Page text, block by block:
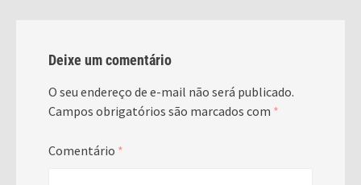
Deixe um comentário
O seu endereço de e-mail não será publicado.
Campos obrigatórios são marcados com *
Comentário *